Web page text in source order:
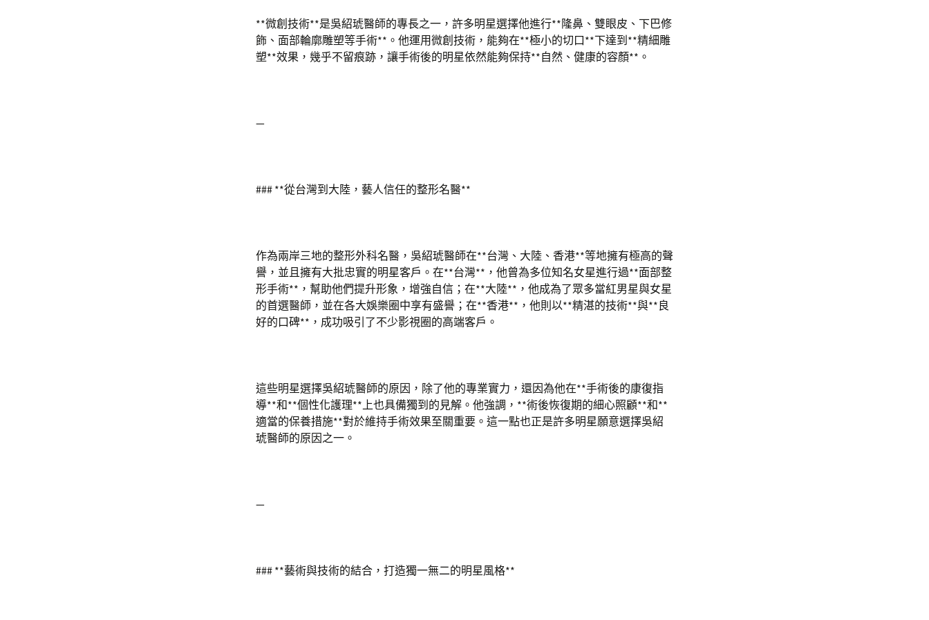
**微創技術**是吳紹琥醫師的專長之一，許多明星選擇他進行**隆鼻、雙眼皮、下巴修
飾、面部輪廓雕塑等手術**。他運用微創技術，能夠在**極小的切口**下達到**精細雕
塑**效果，幾乎不留痕跡，讓手術後的明星依然能夠保持**自然、健康的容顏**。
—
### **從台灣到大陸，藝人信任的整形名醫**
作為兩岸三地的整形外科名醫，吳紹琥醫師在**台灣、大陸、香港**等地擁有極高的聲
譽，並且擁有大批忠實的明星客戶。在**台灣**，他曾為多位知名女星進行過**面部整
形手術**，幫助他們提升形象，增強自信；在**大陸**，他成為了眾多當紅男星與女星
的首選醫師，並在各大娛樂圈中享有盛譽；在**香港**，他則以**精湛的技術**與**良
好的口碑**，成功吸引了不少影視圈的高端客戶。
這些明星選擇吳紹琥醫師的原因，除了他的專業實力，還因為他在**手術後的康復指
導**和**個性化護理**上也具備獨到的見解。他強調，**術後恢復期的細心照顧**和**
適當的保養措施**對於維持手術效果至關重要。這一點也正是許多明星願意選擇吳紹
琥醫師的原因之一。
—
### **藝術與技術的結合，打造獨一無二的明星風格**